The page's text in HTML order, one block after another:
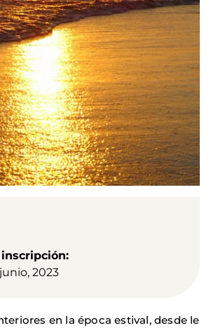
2023
en la época estival, desde le